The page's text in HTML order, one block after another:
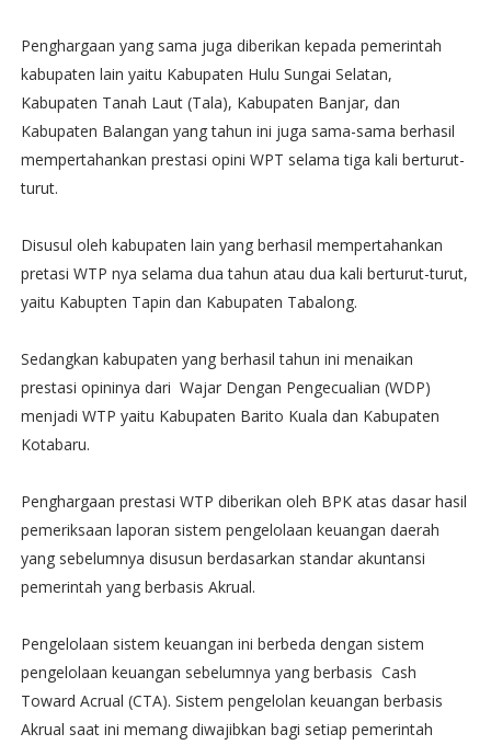
Penghargaan yang sama juga diberikan kepada pemerintah
kabupaten lain yaitu Kabupaten Hulu Sungai Selatan,
Kabupaten Tanah Laut (Tala), Kabupaten Banjar, dan
Kabupaten Balangan yang tahun ini juga sama-sama berhasil
mempertahankan prestasi opini WPT selama tiga kali berturut-
turut.
Disusul oleh kabupaten lain yang berhasil mempertahankan
pretasi WTP nya selama dua tahun atau dua kali berturut-turut,
yaitu Kabupten Tapin dan Kabupaten Tabalong.
Sedangkan kabupaten yang berhasil tahun ini menaikan
prestasi opininya dari Wajar Dengan Pengecualian (WDP)
menjadi WTP yaitu Kabupaten Barito Kuala dan Kabupaten
Kotabaru.
Penghargaan prestasi WTP diberikan oleh BPK atas dasar hasil
pemeriksaan laporan sistem pengelolaan keuangan daerah
yang sebelumnya disusun berdasarkan standar akuntansi
pemerintah yang berbasis Akrual.
Pengelolaan sistem keuangan ini berbeda dengan sistem
pengelolaan keuangan sebelumnya yang berbasis Cash
Toward Acrual (CTA). Sistem pengelolan keuangan berbasis
Akrual saat ini memang diwajibkan bagi setiap pemerintah